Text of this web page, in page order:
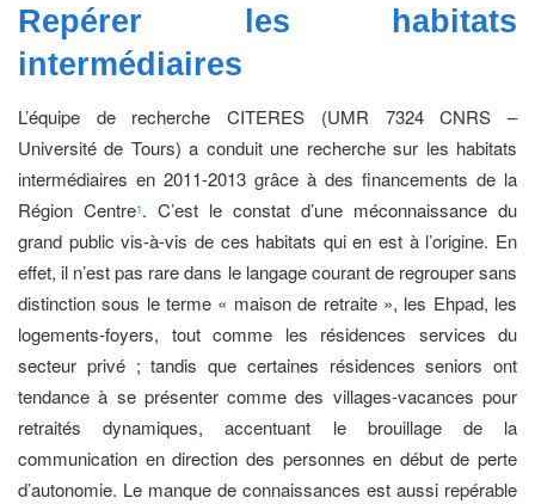
Repérer les habitats
intermédiaires
L’équipe de recherche CITERES (UMR 7324 CNRS –
Université de Tours) a conduit une recherche sur les habitats
intermédiaires en 2011-2013 grâce à des financements de la
Région Centre1. C’est le constat d’une méconnaissance du
grand public vis-à-vis de ces habitats qui en est à l’origine. En
effet, il n’est pas rare dans le langage courant de regrouper sans
distinction sous le terme « maison de retraite », les Ehpad, les
logements-foyers, tout comme les résidences services du
secteur privé ; tandis que certaines résidences seniors ont
tendance à se présenter comme des villages-vacances pour
retraités dynamiques, accentuant le brouillage de la
communication en direction des personnes en début de perte
d’autonomie. Le manque de connaissances est aussi repérable